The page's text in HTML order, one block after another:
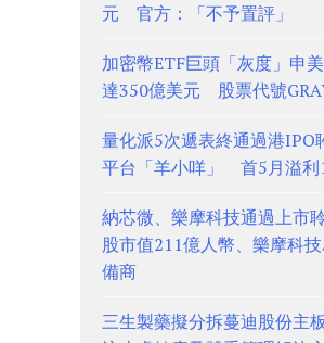
元 官方：「不予置評」
加密幣ETF巨頭「灰度」申
達350億美元 股票代號
量化派5次遞表終通過港IPO
平台「羊小咩」 首5月溢利
納芯微、樂摩科技通過上
股市值211億人幣、樂摩科
備商
三生製藥擬分拆蔓迪股份